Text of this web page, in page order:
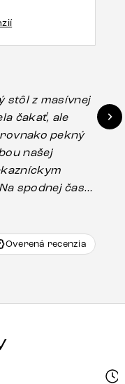
stôl z masívnej
čakať, ale
pekný
našej
spodnej časti
pristúpili
produkty Delife
Overená recenzia